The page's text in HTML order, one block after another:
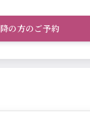
の方のご予約